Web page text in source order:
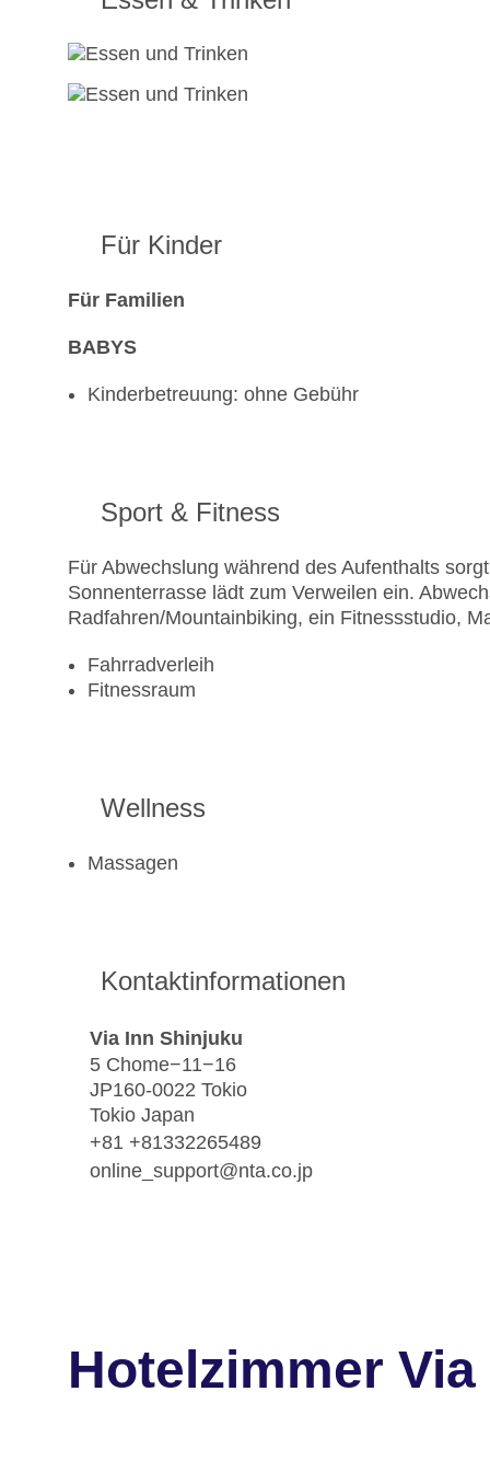
Für Kinder
Für Familien
BABYS
Kinderbetreuung: ohne Gebühr
Sport & Fitness
Für Abwechslung während des Aufenthalts
Sonnenterrasse lädt zum Verweilen ein.
Radfahren/Mountainbiking, ein Fitnessstudio,
Fahrradverleih
Fitnessraum
Wellness
Massagen
Kontaktinformationen
Via Inn Shinjuku
5 Chome−11−16
JP160-0022 Tokio
Tokio Japan
+81 +81332265489
online_support@nta.co.jp
Hotelzimmer